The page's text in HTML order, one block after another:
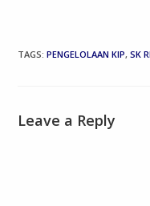
TAGS:PENGELOLAAN KIP, SK
Leave a Reply